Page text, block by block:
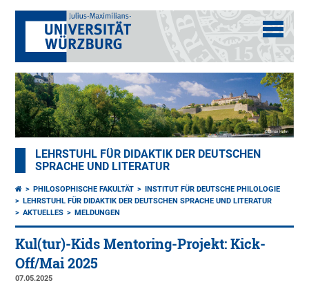
LEHRSTUHL FÜR DIDAKTIK DER DEUTSCHEN
SPRACHE UND LITERATUR
PHILOSOPHISCHE FAKULTÄT
INSTITUT FÜR DEUTSCHE PHILOLOGIE
LEHRSTUHL FÜR DIDAKTIK DER DEUTSCHEN SPRACHE UND LITERATUR
AKTUELLES
MELDUNGEN
Kul(tur)-Kids Mentoring-Projekt: Kick-
Off/Mai 2025
07.05.2025